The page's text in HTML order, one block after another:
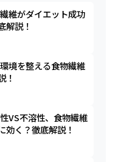
維がダイエット成功
解説！
境を整える食物繊維
！
VS不溶性、食物繊維
効く？徹底解説！